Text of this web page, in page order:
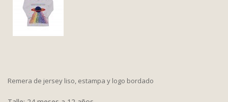
Remera de jersey liso, estampa y logo bordado